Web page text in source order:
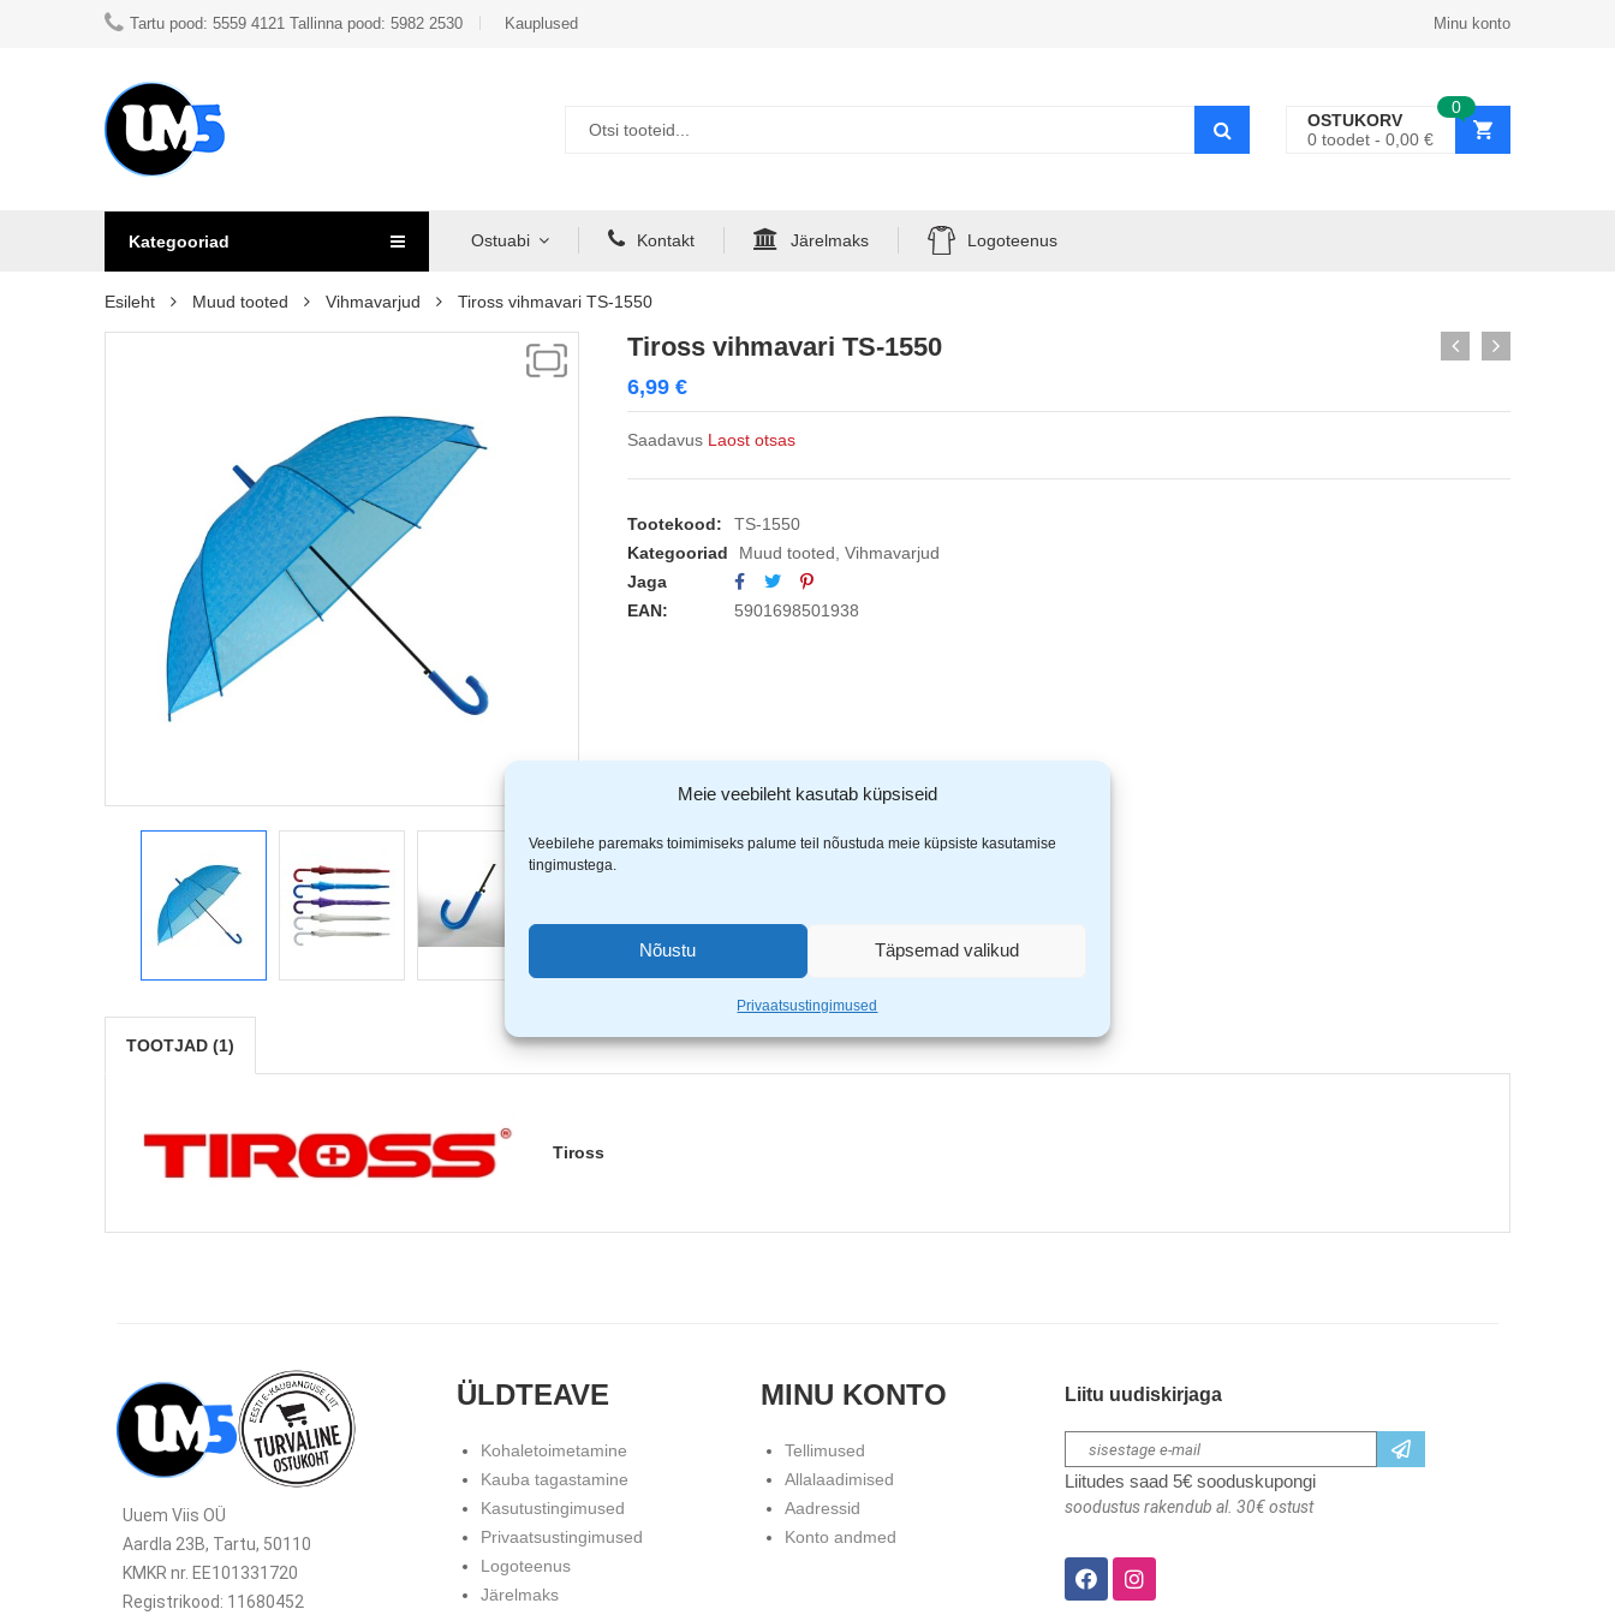
Meie veebileht kasutab küpsiseid
Veebilehe paremaks toimimiseks palume teil nõustuda meie küpsiste kasutamise
tingimustega.
Nõustu Täpsemad valikud
Privaatsustingimused
Tartu pood: 5559 4121 Tallinna pood: 5982 2530 Kauplused Minu konto
0
OSTUKORV
0 toodet 0,00 €
Kategooriad Ostuabi Kontakt Järelmaks Logoteenus
Esileht Muud tooted Vihmavarjud Tiross vihmavari TS-1550
Tiross vihmavari TS-1550
6,99 €
Saadavus Laost otsas
Tootekood:
TS-1550
Kategooriad
Muud tooted, Vihmavarjud
Jaga
EAN:
5901698501938
TOOTJAD (1)
Tiross
Uuem Viis OÜ
Aardla 23B, Tartu, 50110
KMKR nr. EE101331720
Registrikood: 11680452
ÜLDTEAVE
Kohaletoimetamine
Kauba tagastamine
Kasutustingimused
Privaatsustingimused
Logoteenus
Järelmaks
MINU KONTO
Tellimused
Allalaadimised
Aadressid
Konto andmed
Liitu uudiskirjaga
Liitudes saad 5€ sooduskupongi
soodustus rakendub al. 30€ ostust